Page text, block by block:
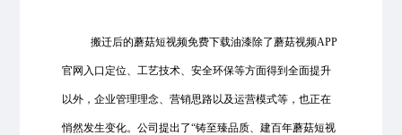
搬迁后的蘑菇短视频免费下载油漆除了蘑菇视频APP
官网入口定位、工艺技术、安全环保等方面得到全面提升
以外，企业管理理念、营销思路以及运营模式等，也正在
悄然发生变化。公司提出了“铸至臻品质、建百年蘑菇短视